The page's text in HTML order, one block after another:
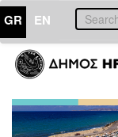
GR EN
ΕΠΙΚΑΙΡΟΤΗΤΑ
Τύπου
Αρχείο